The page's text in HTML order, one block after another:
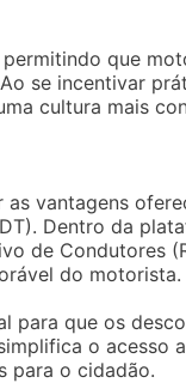
que
se incentivar
cultura mais
vantagens
Dentro da
de Condutores
do motorista.
para que os
o acesso
para o cidadão.